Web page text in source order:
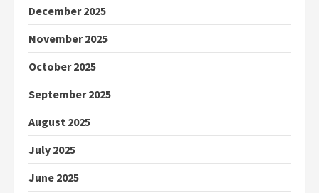
December 2025
November 2025
October 2025
September 2025
August 2025
July 2025
June 2025